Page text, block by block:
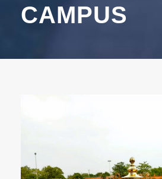
CAMPUS